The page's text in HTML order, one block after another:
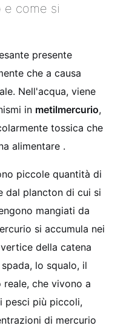
e come si
presente
che a causa
Nell'acqua, viene
in metilmercurio,
tossica che
alimentare .
piccole quantità di
dal plancton di cui si
mangiati da
si accumula nei
della catena
lo squalo, il
che vivono a
pesci più piccoli,
di mercurio